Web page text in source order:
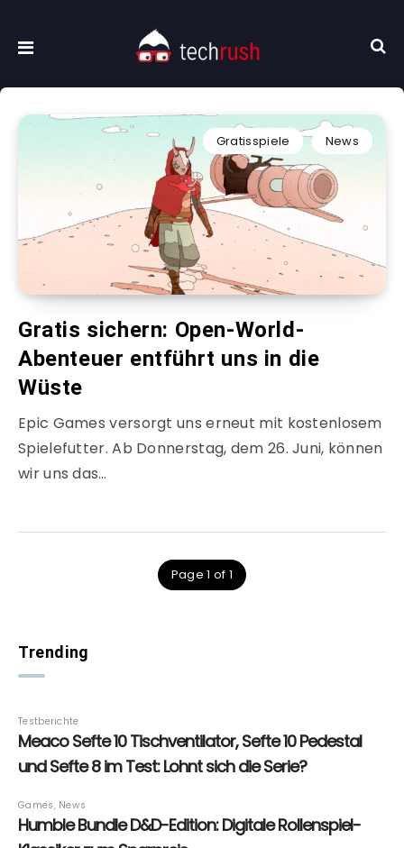
Gratisspiele News
Gratis sichern: Open-World-
Abenteuer entführt uns in die
Wüste
Epic Games versorgt uns erneut mit kostenlosem
Spielefutter. Ab Donnerstag, dem 26. Juni, können
wir uns das…
Page 1 of 1
Trending